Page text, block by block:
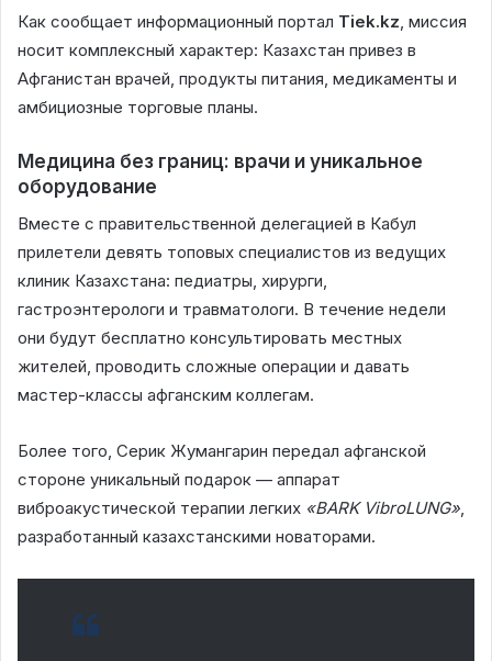
Как сообщает информационный портал Tiek.kz, миссия
носит комплексный характер: Казахстан привез в
Афганистан врачей, продукты питания, медикаменты и
амбициозные торговые планы.
Медицина без границ: врачи и уникальное
оборудование
Вместе с правительственной делегацией в Кабул
прилетели девять топовых специалистов из ведущих
клиник Казахстана: педиатры, хирурги,
гастроэнтерологи и травматологи. В течение недели
они будут бесплатно консультировать местных
жителей, проводить сложные операции и давать
мастер-классы афганским коллегам.
Более того, Серик Жумангарин передал афганской
стороне уникальный подарок — аппарат
виброакустической терапии легких «BARK VibroLUNG»
разработанный казахстанскими новаторами.